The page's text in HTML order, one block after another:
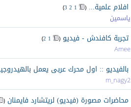
افلام علمية... (
1
2
3
)
ياسمين
تجربة كافندش - فيديو (
1
2
)
Amee
بالفيديو :: اول محرك عربى يعمل
m_nagy2
محاضرات مصورة (فيديو) لريتشارد فايمنان (